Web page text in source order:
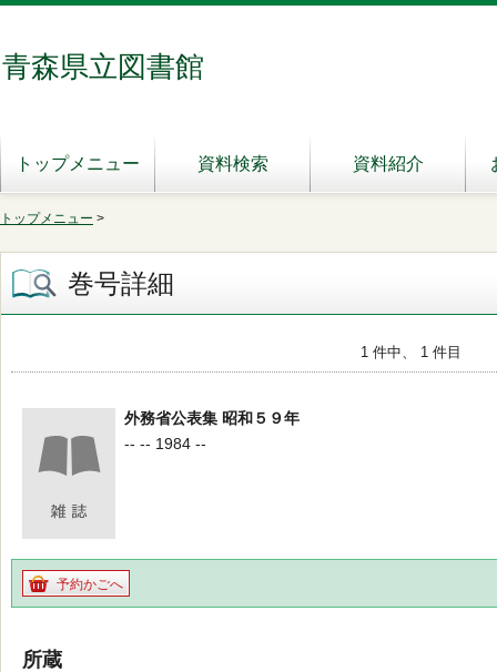
青森県立図書館
トップメニュー 資料検索 資料紹介
トップメニュー >
巻号詳細
1 件中、 1 件目
外務省公表集 昭和５９年
-- -- 1984 --
予約かごへ
所蔵